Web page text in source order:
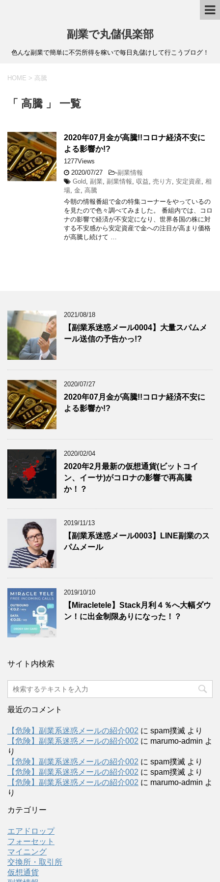
副業で丸儲倶楽部
色んな副業で簡単に不労所得を稼いで毎日丸儲けして行こうブログ！
HOME > 高騰
「 高騰 」 一覧
2020年07月金が高騰!!コロナ経済不安に
よる影響か!?
1277Views
2020/07/27
-副業情報
Gold 副業 副業情報 収益 売り方 安定資産 相
場 金 高騰
今朝の情報番組で金の特集コーナーをやっているの
を見たので色々調べてみました。 番組内では、コロ
ナの影響で経済が不安定になり、世界各国の株に対
する不安感から安定資産で金への注目が高まり価格
が高騰し続けて …
2021/08/18
【副業系迷惑メール0004】大量スパムメ
ール送信の予告かっ!?
2020/07/27
2020年07月金が高騰!!コロナ経済不安に
よる影響か!?
2020/02/04
2020年2月最新の仮想通貨(ビットコイ
ン、イーサ)がコロナの影響で再高騰
か！？
2019/11/13
【副業系迷惑メール0003】LINE副業のス
パムメール
2019/10/10
【Miracletele】Stack月利４％へ大幅ダウ
ン！に出金制限ありになった！？
サイト内検索
最近のコメント
【危険】副業系迷惑メールの紹介002 に spam撲滅 より
【危険】副業系迷惑メールの紹介002 に marumo-admin よ
り
【危険】副業系迷惑メールの紹介002 に spam撲滅 より
【危険】副業系迷惑メールの紹介002 に spam撲滅 より
【危険】副業系迷惑メールの紹介002 に marumo-admin よ
り
カテゴリー
エアドロップ
フォーセット
マイニング
交換所・取引所
仮想通貨